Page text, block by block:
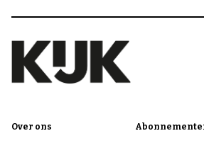
Over ons